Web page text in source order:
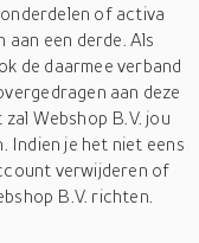
of activa
een derde. Als
de daarmee verband
aan deze
Webshop B.V. jou
Indien je het niet eens
verwijderen of
B.V. richten.